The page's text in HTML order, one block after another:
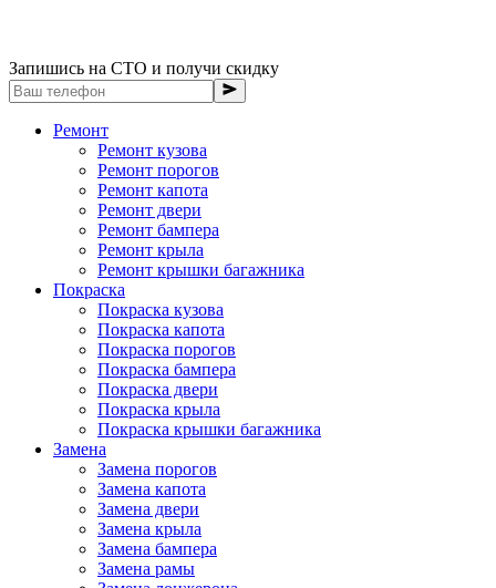
Запишись на СТО и получи скидку
Ремонт
Ремонт кузова
Ремонт порогов
Ремонт капота
Ремонт двери
Ремонт бампера
Ремонт крыла
Ремонт крышки багажника
Покраска
Покраска кузова
Покраска капота
Покраска порогов
Покраска бампера
Покраска двери
Покраска крыла
Покраска крышки багажника
Замена
Замена порогов
Замена капота
Замена двери
Замена крыла
Замена бампера
Замена рамы